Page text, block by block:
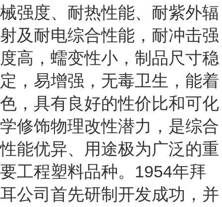
械强度、耐热性能、耐紫外辐
射及耐电综合性能，耐冲击强
度高，蠕变性小，制品尺寸稳
定，易增强，无毒卫生，能着
色，具有良好的性价比和可化
学修饰物理改性潜力，是综合
性能优异、用途极为广泛的重
要工程塑料品种。1954年拜
耳公司首先研制开发成功，并